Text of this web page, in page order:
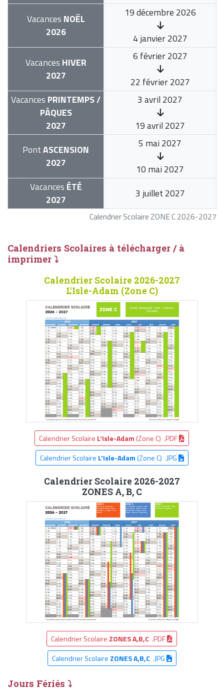
Calendrier Scolaire ZONE C 2026-2027
Vacances NOËL
2026
19 décembre 2026
4 janvier 2027
Vacances HIVER
2027
6 février 2027
22 février 2027
Vacances PRINTEMPS /
PÂQUES
2027
3 avril 2027
19 avril 2027
PontASCENSION
2027
5 mai 2027
10 mai 2027
Vacances ÉTÉ
2027
3 juillet 2027
Calendriers Scolaires à télécharger / à
imprimer ⤵
Calendrier Scolaire 2026-2027
L'Isle-Adam (Zone C)
Calendrier Scolaire L'Isle-Adam (Zone C) .PDF
Calendrier Scolaire L'Isle-Adam(Zone C) .JPG
Calendrier Scolaire 2026-2027
ZONES A, B, C
Calendrier Scolaire ZONES A,B,C .PDF
Calendrier Scolaire ZONES A,B,C.JPG
Jours Fériés ⤵